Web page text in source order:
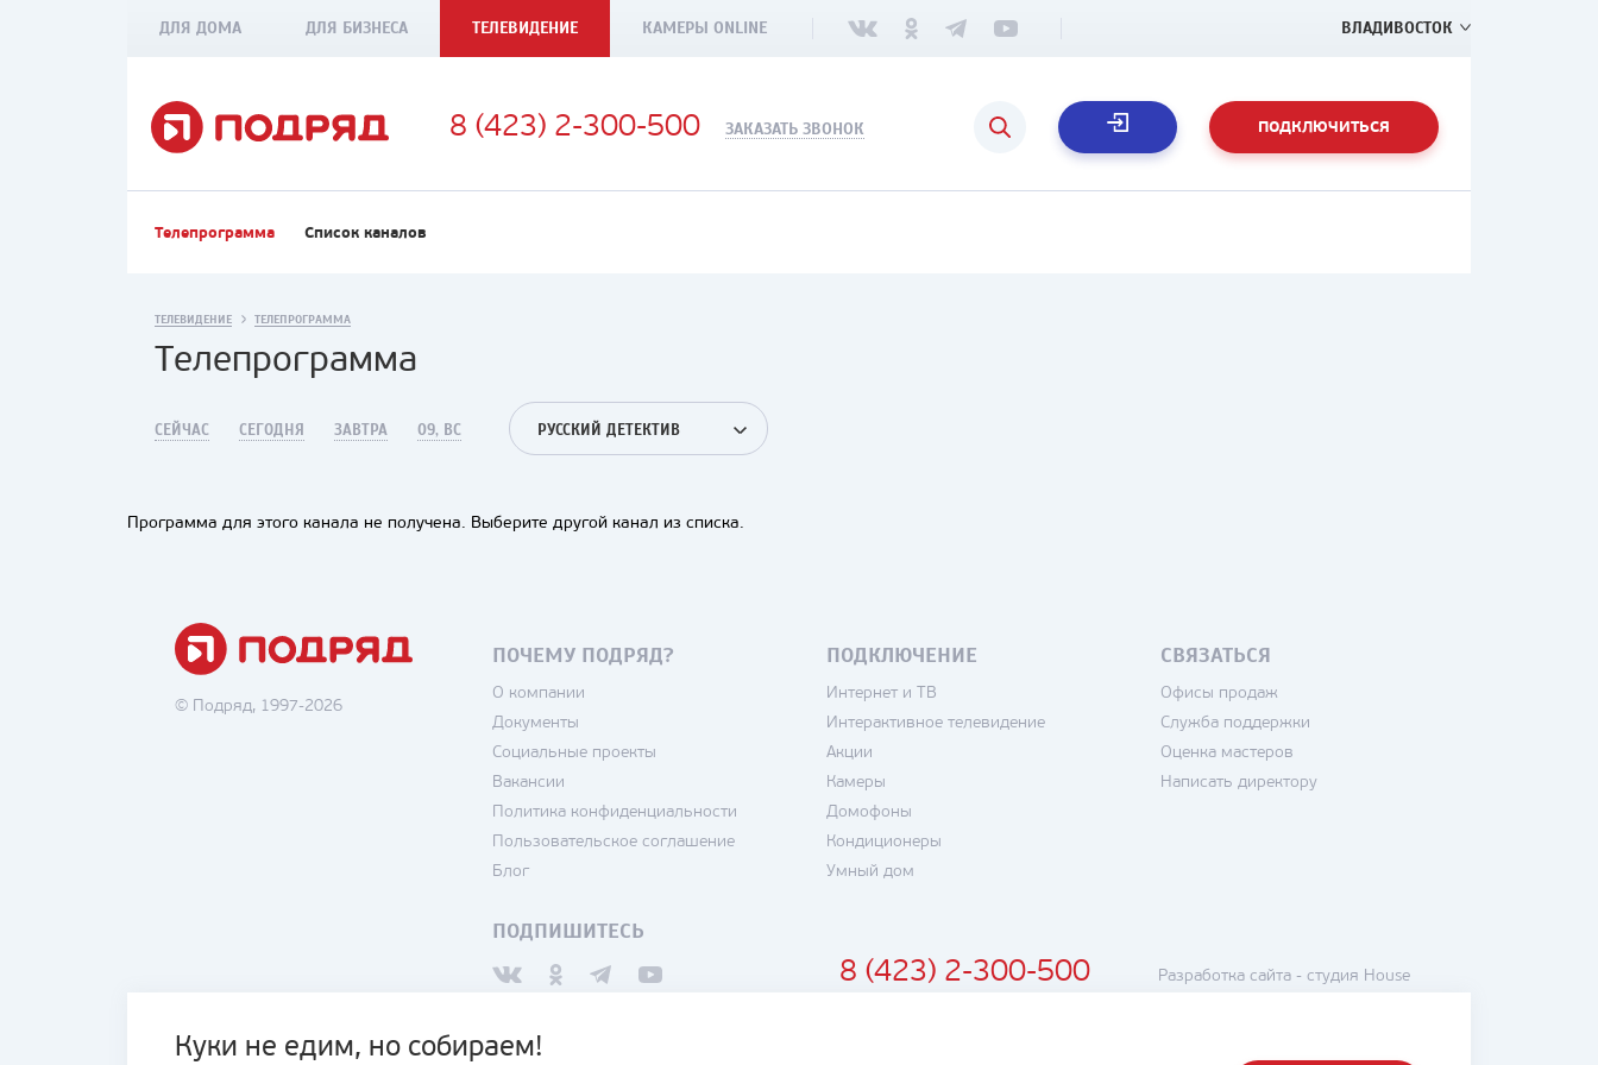
ДЛЯ ДОМА ДЛЯ БИЗНЕСА ТЕЛЕВИДЕНИЕ КАМЕРЫ ONLINE ВЛАДИВОСТОК
8 (423) 2-300-500 ЗАКАЗАТЬ ЗВОНОК ПОДКЛЮЧИТЬСЯ
Телепрограмма Список каналов
Куки не едим, но собираем!
ТЕЛЕВИДЕНИЕ ТЕЛЕПРОГРАММА
Телепрограмма
СЕЙЧАС СЕГОДНЯ ЗАВТРА 09, ВС РУССКИЙ ДЕТЕКТИВ
Программа для этого канала не получена. Выберите другой канал из списка.
© Подряд, 1997-2026
ПОЧЕМУ ПОДРЯД?
О компании
Документы
Социальные проекты
Вакансии
Политика конфиденциальности
Пользовательское соглашение
Блог
ПОДКЛЮЧЕНИЕ
Интернет и ТВ
Интерактивное телевидение
Акции
Камеры
Домофоны
Кондиционеры
Умный дом
СВЯЗАТЬСЯ
Офисы продаж
Служба поддержки
Оценка мастеров
Написать директору
ПОДПИШИТЕСЬ
8 (423) 2-300-500 Разработка сайта - студия House